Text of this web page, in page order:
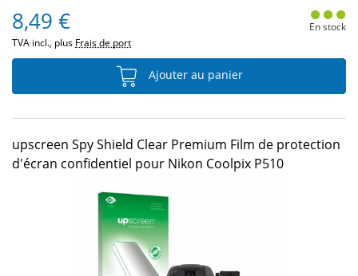
8,49 €
TVA incl., plus Frais de port
En stock
Ajouter au panier
upscreen Spy Shield Clear Premium Film de protection
d'écran confidentiel pour Nikon Coolpix P510